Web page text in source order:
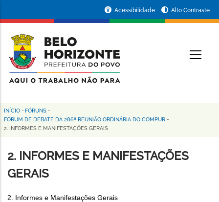
conteúdo
principal
da
Prefeitura
de
Horizonte
Acessibilidade Alto Contraste
Trilha
de
navegação
INÍCIO - FÓRUNS -
FÓRUM DE DEBATE DA 286ª REUNIÃO ORDINÁRIA DO COMPUR -
2. INFORMES E MANIFESTAÇÕES GERAIS
2. INFORMES E MANIFESTAÇÕES
GERAIS
2. Informes e Manifestações Gerais